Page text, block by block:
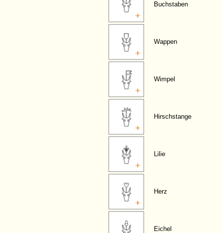
Buchstaben
Wappen
Wimpel
Hirschstange
Lilie
Herz
Eichel